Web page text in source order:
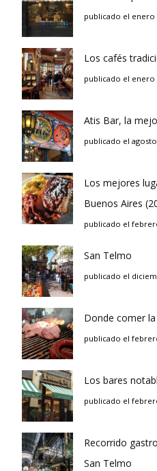
publicado el enero
Los cafés
publicado el enero
Atis Bar, la
publicado el agosto
Los mejores
Buenos Aires
publicado el
San Telmo
publicado el
Donde comer
publicado el
Los bares
publicado el
Recorrido
San Telmo